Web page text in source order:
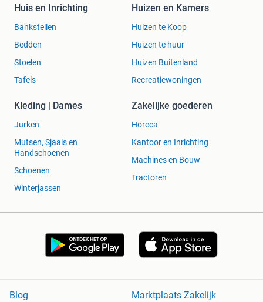
Huis en Inrichting
Bankstellen
Bedden
Stoelen
Tafels
Huizen en Kamers
Huizen te Koop
Huizen te huur
Huizen Buitenland
Recreatiewoningen
Kleding | Dames
Jurken
Mutsen, Sjaals en
Handschoenen
Schoenen
Winterjassen
Zakelijke goederen
Horeca
Kantoor en Inrichting
Machines en Bouw
Tractoren
Blog
Marktplaats Zakelijk